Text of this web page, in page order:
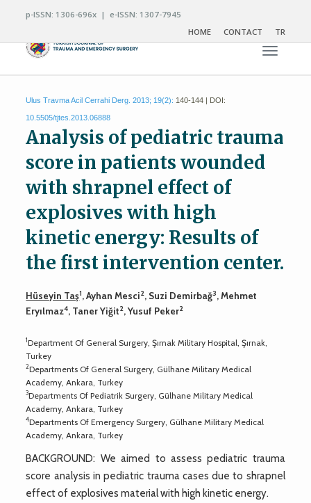
p-ISSN: 1306-696x | e-ISSN: 1307-7945
HOME
CONTACT TR
Toggle
Ulus Travma Acil Cerrahi Derg. 2013; 19(2): 140-144 | DOI:
10.5505/tjtes.2013.06888
Analysis of pediatric trauma
score in patients wounded
with shrapnel effect of
explosives with high
kinetic energy: Results of
the first intervention center.
Hüseyin Taş1, Ayhan Mesci2, Suzi Demirbağ3, Mehmet
Eryılmaz4, Taner Yiğit2, Yusuf Peker2
1Department Of General Surgery, Şırnak Military Hospital, Şırnak,
Turkey
2Departments Of General Surgery, Gülhane Military Medical
Academy, Ankara, Turkey
3Departments Of Pediatrik Surgery, Gülhane Military Medical
Academy, Ankara, Turkey
4Departments Of Emergency Surgery, Gülhane Military Medical
Academy, Ankara, Turkey
BACKGROUND: We aimed to assess pediatric trauma
score analysis in pediatric trauma cases due to shrapnel
effect of explosives material with high kinetic energy.